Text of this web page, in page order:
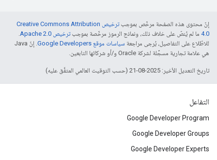
إنّ محتوى هذه الصفحة مرخّص بموجب
ترخيص Creative Commons Attribution
4.0‏ ما لم يُنصّ على خلاف ذلك، ونماذج الرموز مرخّصة بموجبترخيص Apache 2.0‏
.
للاطّلاع على التفاصيل، يُرجى مراجعة سياسات موقع Google Developers‏
. إنّ Java
هي علامة تجارية مسجَّلة لشركة Oracle و/أو شركائها التابعين.
تاريخ التعديل الأخير: 2025-08-21 (حسب التوقيت العالمي المتفَّق عليه)
التفاعل
Google Developer Program
Google Developer Groups
Google Developer Experts